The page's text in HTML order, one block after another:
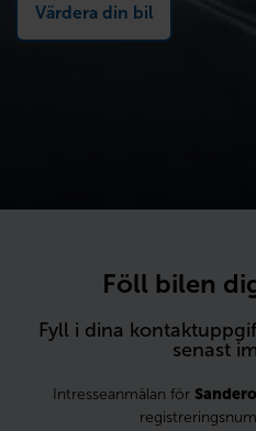
Värdera din bil
Föll bilen
Fyll i dina
senast
Intresseanmälan för